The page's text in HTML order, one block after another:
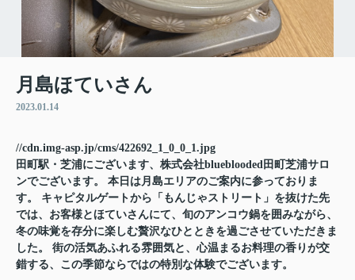
月島ほていさん
2023.01.14
//cdn.img-asp.jp/cms/422692_1_0_0_1.jpg
田町駅・芝浦にございます、株式会社blueblooded田町芝浦サロ
ンでございます。 本日は月島エリアのご案内に参っておりま
す。 キャピタルゲートから「もんじゃストリート」を抜けた先
では、お客様とほていさんにて、旬のアンコウ鍋を囲みながら、
冬の味覚を存分に楽しむ贅沢なひとときを過ごさせていただきま
した。 街の活気あふれる雰囲気と、心温まるお料理の香りが交
錯する、この季節ならではの特別な体験でございます。